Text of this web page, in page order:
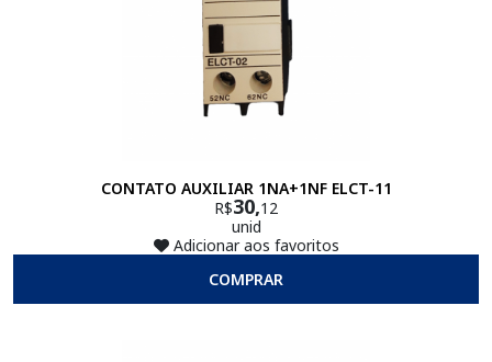
CONTATO AUXILIAR 1NA+1NF ELCT-11
R$30,12
unid
Adicionar aos favoritos
COMPRAR